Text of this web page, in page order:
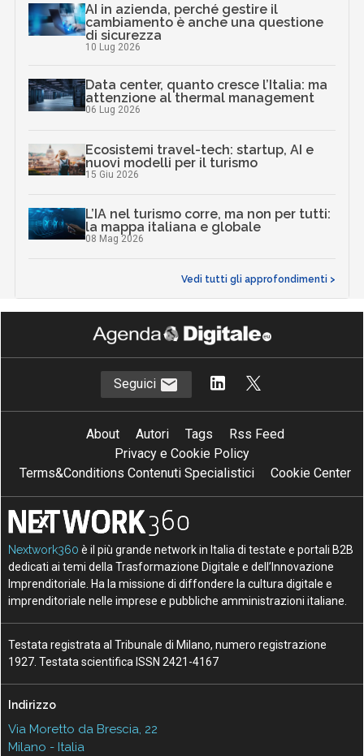
AI in azienda, perché gestire il
cambiamento è anche una questione
di sicurezza
10 Lug 2026
Data center, quanto cresce l’Italia: ma
attenzione al thermal management
06 Lug 2026
Ecosistemi travel-tech: startup, AI e
nuovi modelli per il turismo
15 Giu 2026
L’IA nel turismo corre, ma non per tutti:
la mappa italiana e globale
08 Mag 2026
Vedi tutti gli approfondimenti >
Seguici
About Autori Tags
Rss Feed
Privacy e Cookie Policy
Terms&Conditions Contenuti Specialistici
Cookie Center
Nextwork360 è il più grande network in Italia di testate e portali B2B
dedicati ai temi della Trasformazione Digitale e dell’Innovazione
Imprenditoriale. Ha la missione di diffondere la cultura digitale e
imprenditoriale nelle imprese e pubbliche amministrazioni italiane.
Testata registrata al Tribunale di Milano, numero registrazione
1927. Testata scientifica ISSN 2421-4167
Indirizzo
Via Moretto da Brescia, 22
Milano - Italia